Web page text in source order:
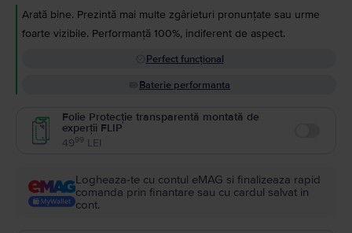
Arată bine. Prezintă mai multe zgârieturi pronunțate sau urme
foarte vizibile. Performanță 100%, indiferent de aspect.
Perfect funcțional
Baterie performanta
Folie Protecție transparentă montată de
experții FLIP
4999 LEI
Logheaza-te cu contul eMAG si finalizeaza rapid
comanda prin finantare sau cu cardul salvat in
cont.